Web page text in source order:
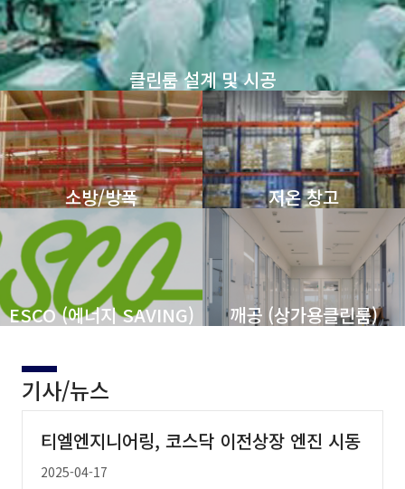
클린룸 설계 및 시공
소방/방폭 저온 창고
ESCO (에너지 SAVING) 깨공 (상가용클린룸)
기사/뉴스
티엘엔지니어링, 코스닥 이전상장 엔진 시동
2025-04-17